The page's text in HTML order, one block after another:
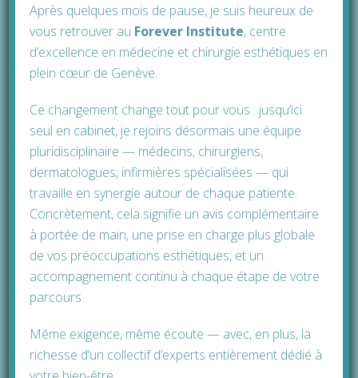
Le résultat de votre
reconstruction mammaire
pansement modelant légèrement compressif
est posé. On vous conseillera de porter durant
les deux premiers mois qui suivent votre
réduction mammaire un
soutien-gorge
maintient bien la poitrine.
Après une réduction mammaire, le sein reste
naturel c’est-à-dire qu’il reste sensible aux
variations hormonales et qu’il permet, si
nécessaire, un allaitement éventuel.
Côté esthétique, vous pourrez juger du
résultat de votre réduction mammaire à partir
Après quelques mois de pause, je suis heureux de
vous retrouver au Forever Institute, centre
d’excellence en médecine et chirurgie esthétiques en
plein cœur de Genève.
Ce changement change tout pour vous : jusqu’ici
seul en cabinet, je rejoins désormais une équipe
pluridisciplinaire — médecins, chirurgiens,
dermatologues, infirmières spécialisées — qui
travaille en synergie autour de chaque patiente.
Concrètement, cela signifie un avis complémentaire
à portée de main, une prise en charge plus globale
de vos préoccupations esthétiques, et un
accompagnement continu à chaque étape de votre
parcours.
Même exigence, même écoute — avec, en plus, la
richesse d’un collectif d’experts entièrement dédié à